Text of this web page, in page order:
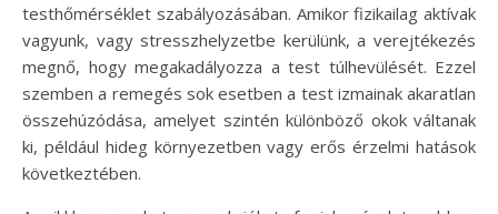
testhőmérséklet szabályozásában. Amikor fizikailag aktívak
vagyunk, vagy stresszhelyzetbe kerülünk, a verejtékezés
megnő, hogy megakadályozza a test túlhevülését. Ezzel
szemben a remegés sok esetben a test izmainak akaratlan
összehúzódása, amelyet szintén különböző okok váltanak
ki, például hideg környezetben vagy erős érzelmi hatások
következtében.